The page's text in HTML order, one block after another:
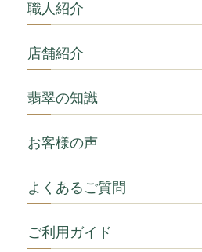
職人紹介
店舗紹介
翡翠の知識
お客様の声
よくあるご質問
ご利用ガイド